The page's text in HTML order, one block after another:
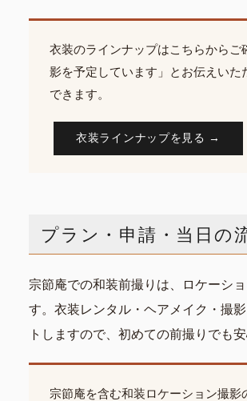
衣装のラインナップはこちらから
影を予定しています」とお伝えい
できます。
衣装ラインナップを見る →
プラン・申請・当日の
宗節庵での和装前撮りは、ロケーシ
す。衣装レンタル・ヘアメイク・撮
トしますので、初めての前撮りでも
宗節庵を含む和装ロケーション撮